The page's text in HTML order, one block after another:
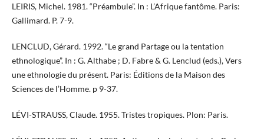
LEIRIS, Michel. 1981. “Préambule”. In : L’Afrique fantôme. Paris:
Gallimard. P. 7-9.
LENCLUD, Gérard. 1992. “Le grand Partage ou la tentation
ethnologique”. In : G. Althabe ; D. Fabre & G. Lenclud (eds.), Vers
une ethnologie du présent. Paris: Éditions de la Maison des
Sciences de l’Homme. p 9-37.
LÉVI-STRAUSS, Claude. 1955. Tristes tropiques. Plon: Paris.